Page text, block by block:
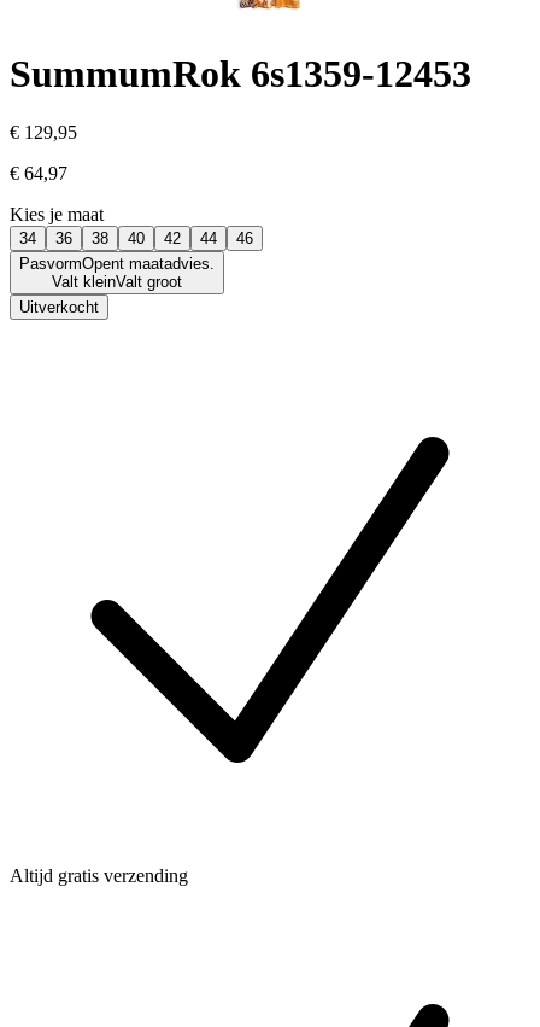
SummumRok 6s1359-12453
€ 129,95
€ 64,97
Kies je maat
34 36 38 40 42 44
46
PasvormOpent maatadvies.
Valt kleinValt groot
Uitverkocht
Altijd gratis verzending